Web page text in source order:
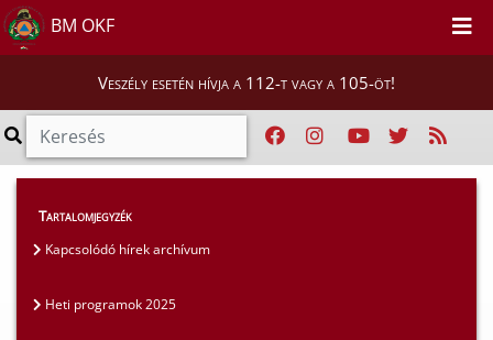
BM OKF
Veszély esetén hívja a 112-t vagy a 105-öt!
Lakosság >
Heti programok 2025
Tartalomjegyzék
Kapcsolódó hírek archívum
Heti programok 2025